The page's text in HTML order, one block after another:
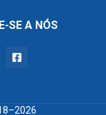
SE A NÓS